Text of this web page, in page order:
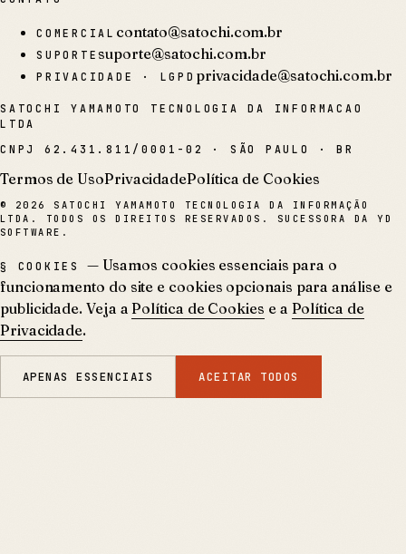
COMERCIAL contato@satochi.com.br
SUPORTEsuporte@satochi.com.br
PRIVACIDADE · LGPD privacidade@satochi.com.br
SATOCHI YAMAMOTO TECNOLOGIA DA INFORMACAO
LTDA
CNPJ 62.431.811/0001-02 · SÃO PAULO · BR
Termos de UsoPrivacidadePolítica de Cookies
© 2026
SATOCHI YAMAMOTO TECNOLOGIA DA INFORMAÇÃO
LTDA. TODOS OS DIREITOS RESERVADOS. SUCESSORA DA YD
SOFTWARE.
§ COOKIES
— Usamos cookies essenciais para o
funcionamento do site e cookies opcionais para análise e
publicidade. Veja a Política de Cookies e a Política de
Privacidade.
APENAS ESSENCIAIS ACEITAR TODOS